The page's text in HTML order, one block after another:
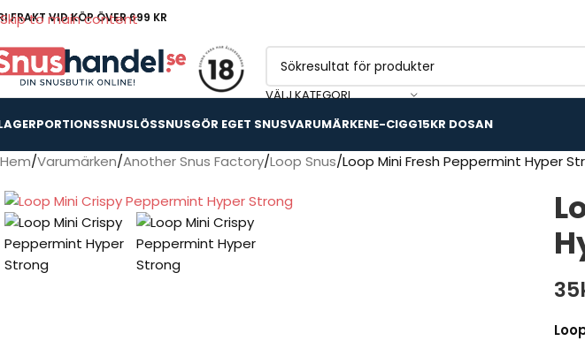
Skip to main content
FRAKT VID KÖP ÖVER 699 KR
VÄLJ KATEGORI
PORTIONSSNUSLÖSSNUSGÖR EGET SNUSVARUMÄRKENE-CIGG15KR DOSAN
Hem Varumärken Another Snus Factory Loop Snus Loop Mini Fresh Peppermint Hyper
35